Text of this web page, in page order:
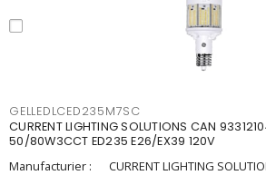
GELLEDLCED235M7SC
CURRENT LIGHTING SOLUTIONS CAN
50/80W3CCT ED235 E26/EX39 120V
Manufacturier :
CURRENT LIGHTING